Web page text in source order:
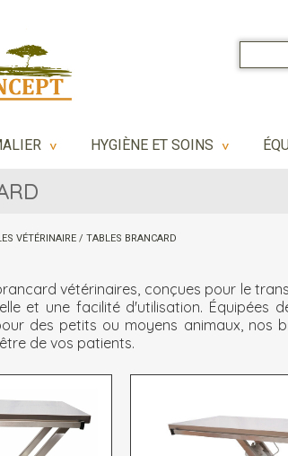
> HYGIÈNE ET SOINS >
VÉTÉRINAIRE / TABLES BRANCARD
vétérinaires, conçues pour le
et une facilité d'utilisation.
des petits ou moyens animaux,
de vos patients.